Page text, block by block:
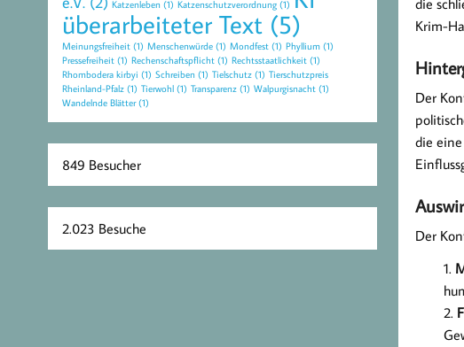
die
Krim-
Der
die
Der
Katzenleben(1) Katzenschutzverordnung(1)
überarbeiteter Text(5)
Meinungsfreiheit(1) Menschenwürde(1) Mondfest(1) Phyllium(1)
Pressefreiheit(1) Rechenschaftspflicht(1) Rechtsstaatlichkeit(1)
Rhombodera kirbyi (1) Schreiben(1) Tielschutz(1) Tierschutzpreis
Rheinland-Pfalz(1) Tierwohl(1) Transparenz(1) Walpurgisnacht(1)
Wandelnde Blätter(1)
849 Besucher
2.023 Besuche